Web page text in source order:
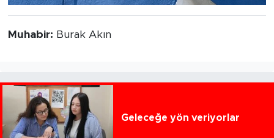
Muhabir: Burak Akın
Geleceğe yön veriyorlar